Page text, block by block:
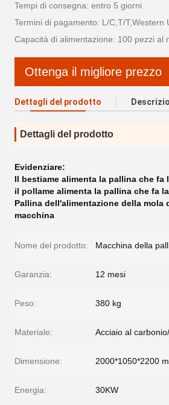
Tempi di consegna: entro 5 giorni
Termini di pagamento: L/C,T/T,Western
Capacità di alimentazione: 100 pezzi al
Ottenga il migliore prezzo
Dettagli del prodotto
Dettagli del prodotto
Evidenziare:
Il bestiame alimenta la pallina che fa
il pollame alimenta la pallina che fa
Pallina dell'alimentazione della mola
macchina
Nome del prodotto: Macchina della
Garanzia: 12 mesi
Peso: 380 kg
Materiale: Acciaio al
Dimensione: 2000*1050*2200
Energia: 30KW